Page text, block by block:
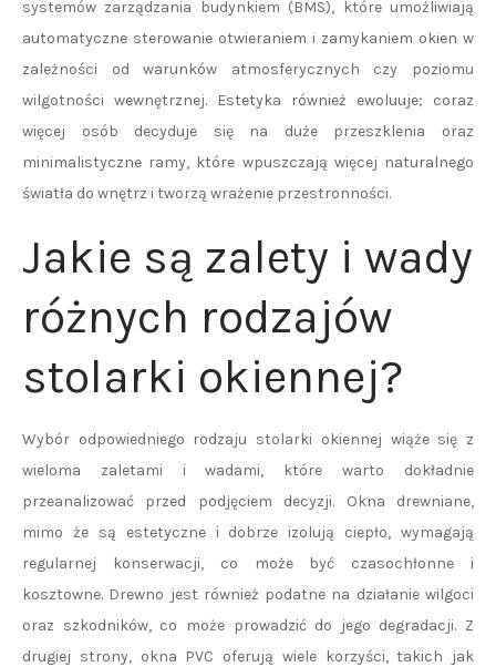
systemów zarządzania budynkiem (BMS), które umożliwiają
automatyczne sterowanie otwieraniem i zamykaniem okien w
zależności od warunków atmosferycznych czy poziomu
wilgotności wewnętrznej. Estetyka również ewoluuje; coraz
więcej osób decyduje się na duże przeszklenia oraz
minimalistyczne ramy, które wpuszczają więcej naturalnego
światła do wnętrz i tworzą wrażenie przestronności.
Jakie są zalety i wady
różnych rodzajów
stolarki okiennej?
Wybór odpowiedniego rodzaju stolarki okiennej wiąże się z
wieloma zaletami i wadami, które warto dokładnie
przeanalizować przed podjęciem decyzji. Okna drewniane,
mimo że są estetyczne i dobrze izolują ciepło, wymagają
regularnej konserwacji, co może być czasochłonne i
kosztowne. Drewno jest również podatne na działanie wilgoci
oraz szkodników, co może prowadzić do jego degradacji. Z
drugiej strony, okna PVC oferują wiele korzyści, takich jak